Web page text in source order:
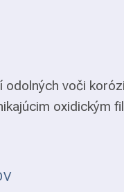
voči
oxidickým